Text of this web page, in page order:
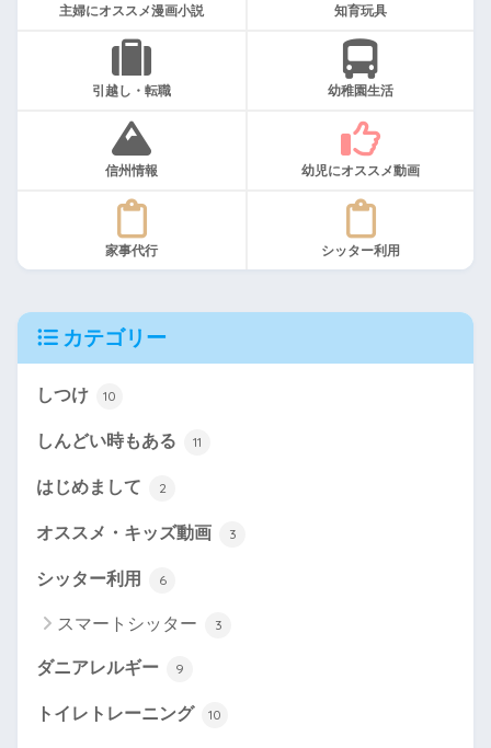
主婦にオススメ漫画小説 知育玩具
引越し・転職 幼稚園生活
信州情報 幼児にオススメ動画
家事代行 シッター利用
カテゴリー
しつけ 10
しんどい時もある 11
はじめまして 2
オススメ・キッズ動画 3
シッター利用 6
スマートシッター 3
ダニアレルギー 9
トイレトレーニング 10